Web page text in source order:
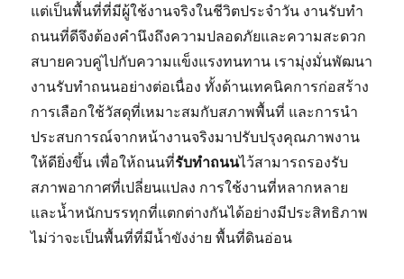
แต่เป็นพื้นที่ที่มีผู้ใช้งานจริงในชีวิตประจำวัน งานรับทำ
ถนนที่ดีจึงต้องคำนึงถึงความปลอดภัยและความสะดวก
สบายควบคู่ไปกับความแข็งแรงทนทาน เรามุ่งมั่นพัฒนา
งานรับทำถนนอย่างต่อเนื่อง ทั้งด้านเทคนิคการก่อสร้าง
การเลือกใช้วัสดุที่เหมาะสมกับสภาพพื้นที่ และการนำ
ประสบการณ์จากหน้างานจริงมาปรับปรุงคุณภาพงาน
ให้ดียิ่งขึ้น เพื่อให้ถนนที่รับทำถนนไว้สามารถรองรับ
สภาพอากาศที่เปลี่ยนแปลง การใช้งานที่หลากหลาย
และน้ำหนักบรรทุกที่แตกต่างกันได้อย่างมีประสิทธิภาพ
ไม่ว่าจะเป็นพื้นที่ที่มีน้ำขังง่าย พื้นที่ดินอ่อน